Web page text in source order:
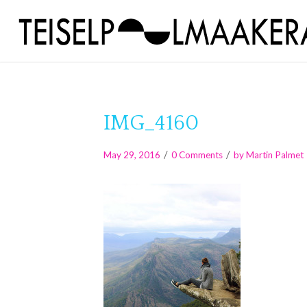
IMG_4160
May 29, 2016 / 0 Comments / byMartin Palmet